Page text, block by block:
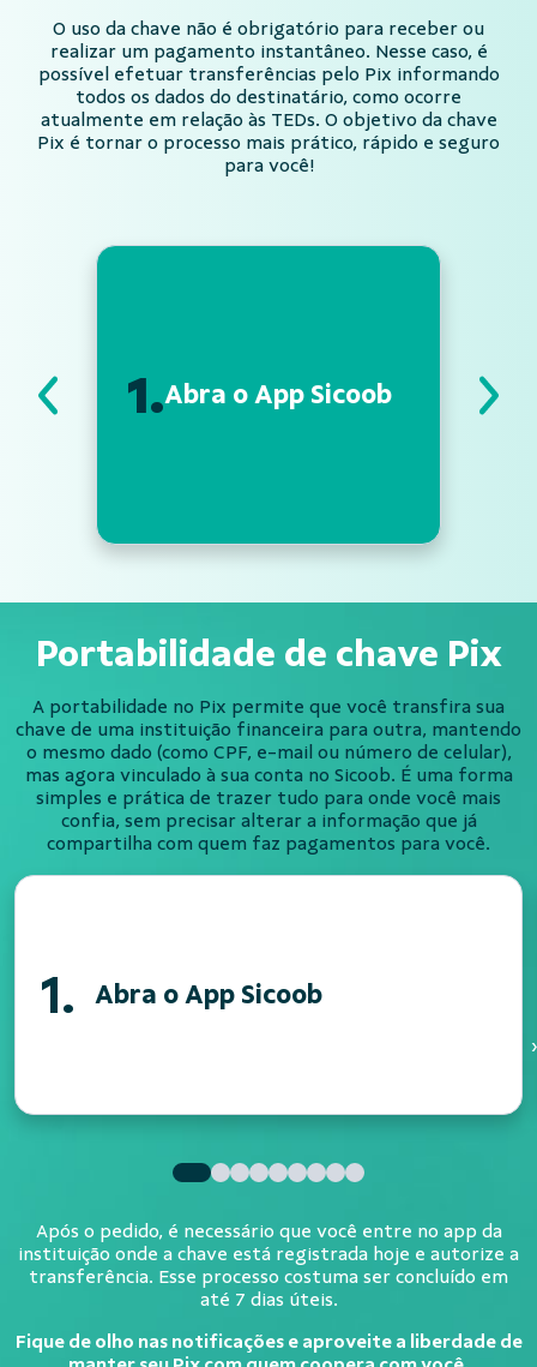
O uso da chave não é obrigatório para receber ou
realizar um pagamento instantâneo. Nesse caso, é
possível efetuar transferências pelo Pix informando
todos os dados do destinatário, como ocorre
atualmente em relação às TEDs. O objetivo da chave
Pix é tornar o processo mais prático, rápido e seguro
para você!
1.Abra o App Sicoob
Portabilidade de chave Pix
A portabilidade no Pix permite que você transfira sua
chave de uma instituição financeira para outra, mantendo
o mesmo dado (como CPF, e-mail ou número de celular),
mas agora vinculado à sua conta no Sicoob. É uma forma
simples e prática de trazer tudo para onde você mais
confia, sem precisar alterar a informação que já
compartilha com quem faz pagamentos para você.
1. Abra o App Sicoob
›
Após o pedido, é necessário que você entre no app da
instituição onde a chave está registrada hoje e autorize a
transferência. Esse processo costuma ser concluído em
até 7 dias úteis.
Fique de olho nas notificações e aproveite a liberdade de